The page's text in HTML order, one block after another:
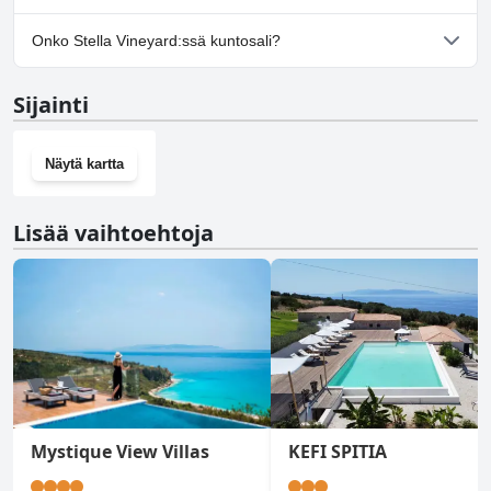
Ei, Stella Vineyard ei tarjoa pysäköintimahdollisuutta.
Onko Stella Vineyard:ssä kuntosali?
Sijainti
Näytä kartta
Lisää vaihtoehtoja
Mystique View Villas KEFI SPITIA